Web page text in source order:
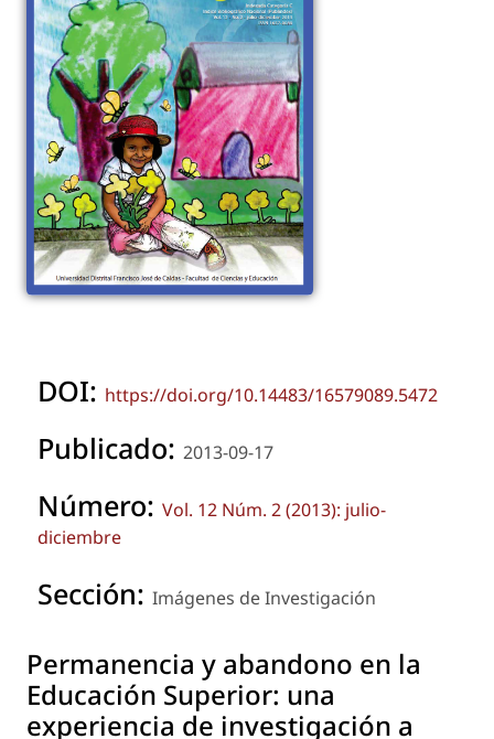
DOI: https://doi.org/10.14483/16579089.5472
Publicado: 2013-09-17
Número: Vol. 12 Núm. 2 (2013): julio-
diciembre
Sección: Imágenes de Investigación
Permanencia y abandono en la
Educación Superior: una
experiencia de investigación a